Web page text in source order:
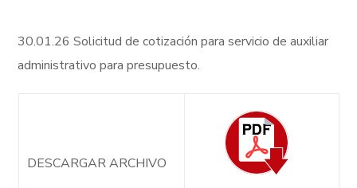
30.01.26 Solicitud de cotización para servicio de auxiliar
administrativo para presupuesto.
DESCARGAR ARCHIVO